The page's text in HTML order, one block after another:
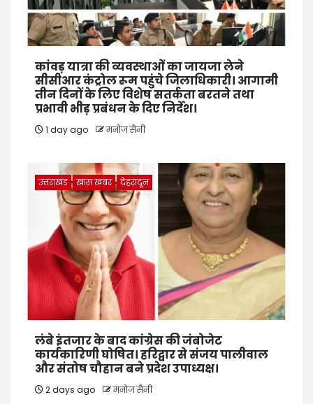
कांवड़ यात्रा की व्यवस्थाओं का जायजा लेने
सीसीआर कंट्रोल रूम पहुंचे जिलाधिकारी। आगामी
तीन दिनों के लिए विशेष सतर्कता बरतने तथा
प्रभावी भीड़ प्रबंधन के दिए निर्देश।
1 day ago मनोज सैनी
उत्तराखंड खास खबर देहरादून
लंबे इंतजार के बाद कांग्रेस की जंबोजेट
कार्यकारिणी घोषित। हरिद्वार से संजय पालीवाल
और संतोष चौहान बने प्रदेश उपाध्यक्ष।
2 days ago मनोज सैनी